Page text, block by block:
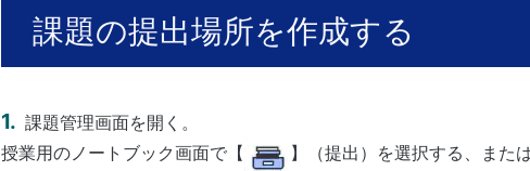
課題の提出場所を作成する
課題管理画面を開く。
授業用のノートブック画面で【
】（提出）を選択する、また